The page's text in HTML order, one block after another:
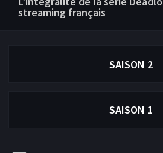
streaming français
SAISON 2
SAISON 1